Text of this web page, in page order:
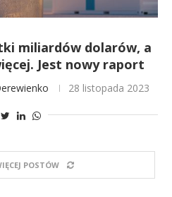
miliardów dolarów, a
Jest nowy raport
28 listopada 2023
POSTÓW